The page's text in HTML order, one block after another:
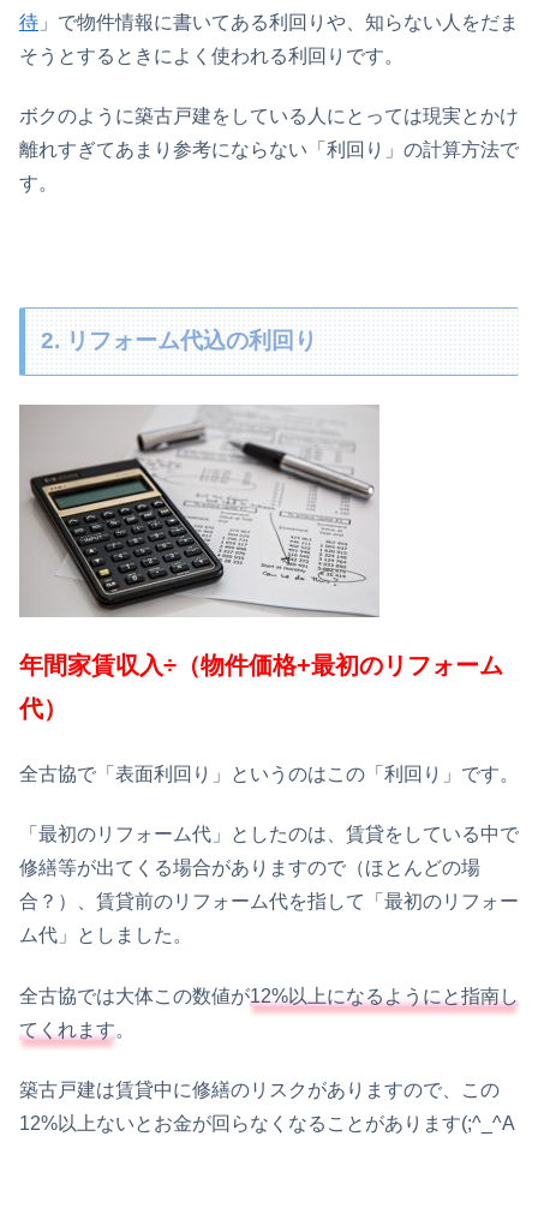
待 」で物件情報に書いてある利回りや、知らない人をだま
そうとするときによく使われる利回りです。
ボクのように築古戸建をしている人にとっては現実とかけ
離れすぎてあまり参考にならない「利回り」の計算方法で
す。
2. リフォーム代込の利回り
年間家賃収入÷（物件価格+最初のリフォーム
代）
全古協で「表面利回り」というのはこの「利回り」です。
「最初のリフォーム代」としたのは、賃貸をしている中で
修繕等が出てくる場合がありますので（ほとんどの場
合？）、賃貸前のリフォーム代を指して「最初のリフォー
ム代」としました。
全古協では大体この数値が12%以上になるようにと指南し
てくれます。
築古戸建は賃貸中に修繕のリスクがありますので、この
12%以上ないとお金が回らなくなることがあります(;^_^A